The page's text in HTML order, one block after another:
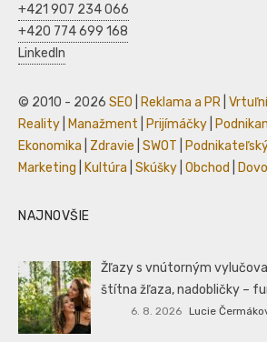
+421 907 234 066
+420 774 699 168
LinkedIn
© 2010 - 2026 SEO Reklama a PR
Reality
Manažment Prijímáčky
Ekonomika
Zdravie SWOT
Marketing
Kultúra Skúšky Obchod
NAJNOVŠIE
Žľazy s vnútorným
štítna žľaza, nadobličky –
6. 8. 2026 Lucie